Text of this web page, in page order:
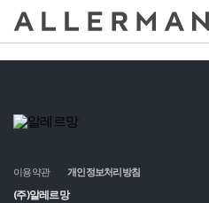
이용약관 개인정보처리방침
(주)알레르망